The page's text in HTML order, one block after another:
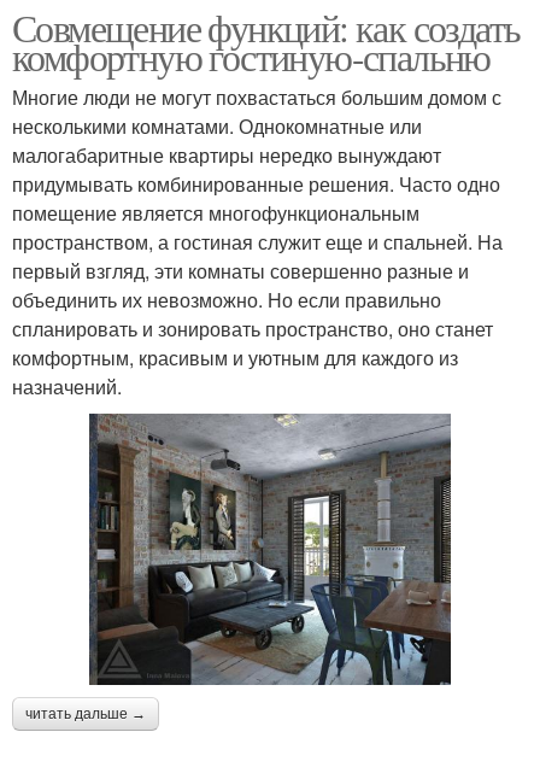
Совмещение функций: как создать
комфортную гостиную-спальню
Многие люди не могут похвастаться большим домом с
несколькими комнатами. Однокомнатные или
малогабаритные квартиры нередко вынуждают
придумывать комбинированные решения. Часто одно
помещение является многофункциональным
пространством, а гостиная служит еще и спальней. На
первый взгляд, эти комнаты совершенно разные и
объединить их невозможно. Но если правильно
спланировать и зонировать пространство, оно станет
комфортным, красивым и уютным для каждого из
назначений.
читать дальше →